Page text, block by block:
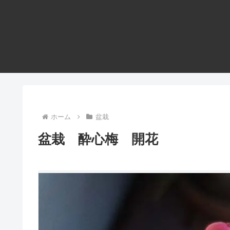
ホーム 盆栽
盆栽 酔心梅 開花